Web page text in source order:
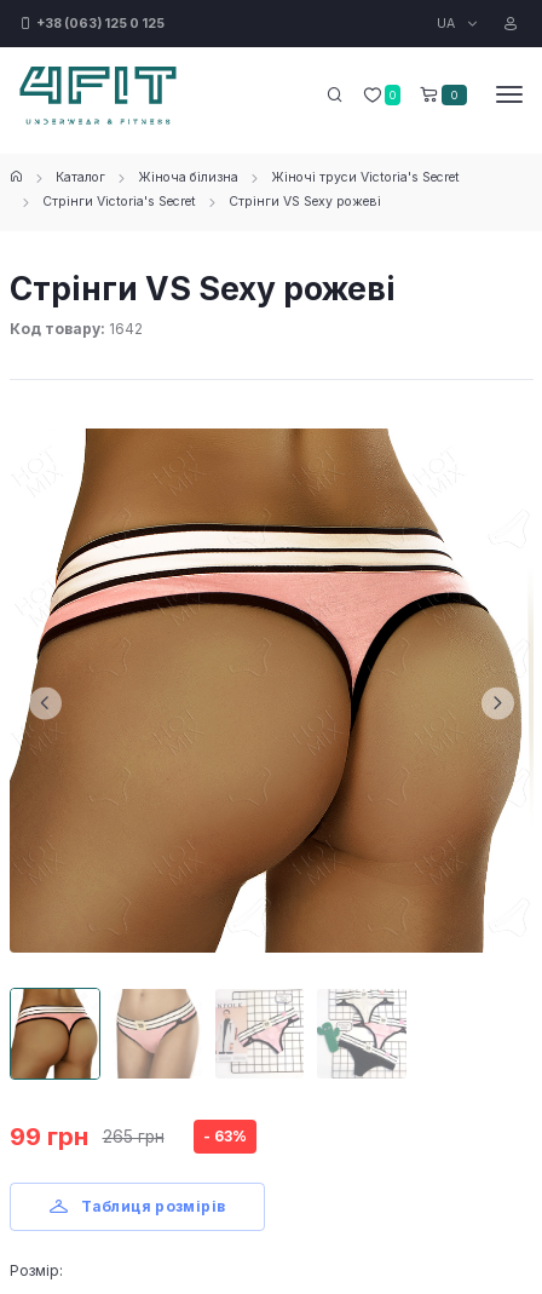
+38 (063) 125 0 125 UA
0 0
Каталог Жіноча білизна
Жіночі труси Victoria's Secret
Стрінги Victoria's Secret
Стрінги VS Sexy рожеві
Стрінги VS Sexy рожеві
Код товару: 1642
99 грн 265 грн - 63%
Таблиця розмірів
Розмір: